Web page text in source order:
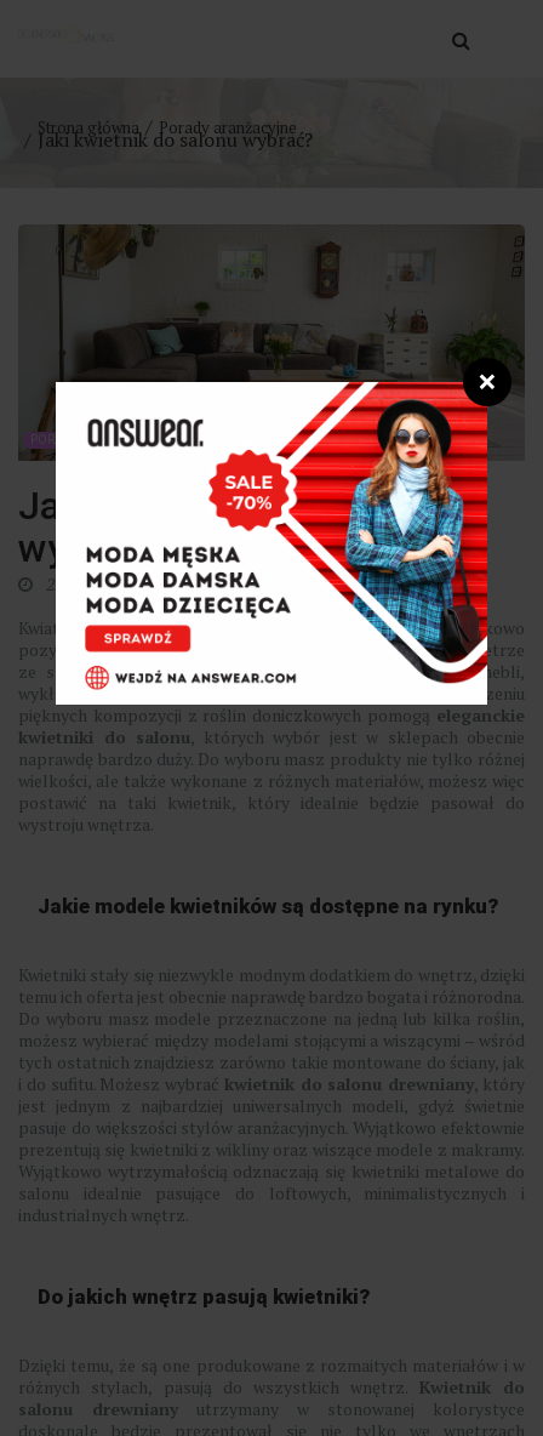
Strona główna Porady aranżacyjne
Jaki kwietnik do salonu wybrać?
PORADY ARANŻACYJNE
Jaki kwietnik do salonu
wybrać?
22 czerwca 2024
0
Kwiaty doniczkowe są nie tylko piękną dekoracją domu, dodatkowo
pozytywnie wpływają na nasz nastrój, oczyszczają też powietrze
ze szkodliwych związków, które mogą wydzielać się z mebli,
wykładzin dywanowych czy dymy papierosowego. W stworzeniu
pięknych kompozycji z roślin doniczkowych pomogą eleganckie
kwietniki do salonu, których wybór jest w sklepach obecnie
naprawdę bardzo duży. Do wyboru masz produkty nie tylko różnej
wielkości, ale także wykonane z różnych materiałów, możesz więc
postawić na taki kwietnik, który idealnie będzie pasował do
wystroju wnętrza.
Jakie modele kwietników są dostępne na rynku?
Kwietniki stały się niezwykle modnym dodatkiem do wnętrz, dzięki
temu ich oferta jest obecnie naprawdę bardzo bogata i różnorodna.
Do wyboru masz modele przeznaczone na jedną lub kilka roślin,
możesz wybierać między modelami stojącymi a wiszącymi – wśród
tych ostatnich znajdziesz zarówno takie montowane do ściany, jak
i do sufitu. Możesz wybrać kwietnik do salonu drewniany, który
jest jednym z najbardziej uniwersalnych modeli, gdyż świetnie
pasuje do większości stylów aranżacyjnych. Wyjątkowo efektownie
prezentują się kwietniki z wikliny oraz wiszące modele z makramy.
Wyjątkowo wytrzymałością odznaczają się kwietniki metalowe do
salonu idealnie pasujące do loftowych, minimalistycznych i
industrialnych wnętrz.
Do jakich wnętrz pasują kwietniki?
Dzięki temu, że są one produkowane z rozmaitych materiałów i w
różnych stylach, pasują do wszystkich wnętrz. Kwietnik do
salonu drewniany utrzymany w stonowanej kolorystyce
doskonale będzie prezentował się nie tylko we wnętrzach
❌